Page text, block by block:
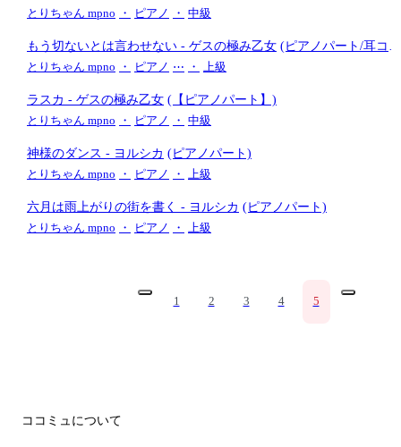
とりちゃん mpno
・ ピアノ ・ 中級
もう切ないとは言わせない - ゲスの極み乙女 (ピアノパート/耳コ
ピ/コピーバンド)
とりちゃん mpno ・ ピアノ ⋯ ・ 上級
ラスカ - ゲスの極み乙女 (【ピアノパート】)
とりちゃん mpno
・ ピアノ ・ 中級
神様のダンス - ヨルシカ (ピアノパート)
とりちゃん mpno
・ ピアノ ・ 上級
六月は雨上がりの街を書く - ヨルシカ (ピアノパート)
とりちゃん mpno
・ ピアノ ・ 上級
1 2 3 4 5
ココミュについて